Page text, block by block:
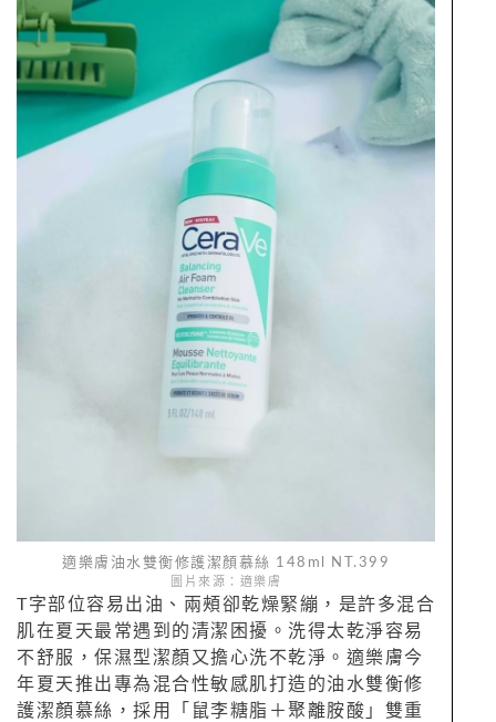
適樂膚油水雙衡修護潔顏慕絲 148ml NT.399
圖片來源：適樂膚
T字部位容易出油、兩頰卻乾燥緊繃，是許多混合
肌在夏天最常遇到的清潔困擾。洗得太乾淨容易
不舒服，保濕型潔顏又擔心洗不乾淨。適樂膚今
年夏天推出專為混合性敏感肌打造的油水雙衡修
護潔顏慕絲，採用「鼠李糖脂＋聚離胺酸」雙重